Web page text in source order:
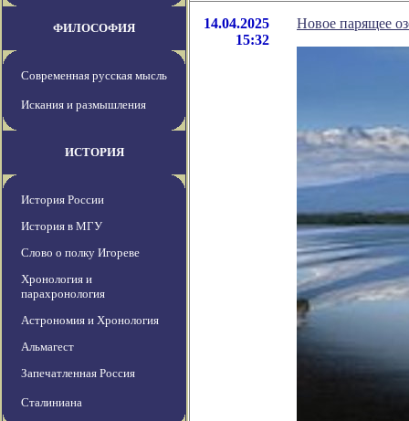
ФИЛОСОФИЯ
Современная русская мысль
Искания и размышления
ИСТОРИЯ
История России
История в МГУ
Слово о полку Игореве
Хронология и
парахронология
Астрономия и Хронология
Альмагест
Запечатленная Россия
Сталиниана
14.04.2025
15:32
Новое парящее